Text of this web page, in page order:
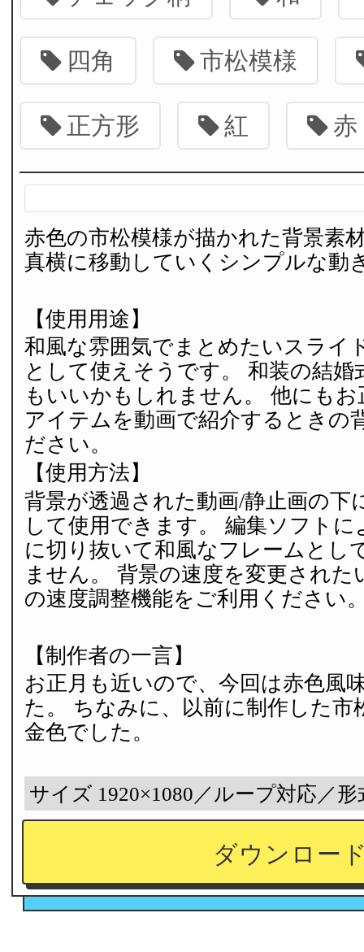
四角 市松模様
正方形 紅 赤
ダウンロー
赤色の市松模様が描かれた背景素
真横に移動していくシンプルな動
【使用用途】
和風な雰囲気でまとめたいスライ
として使えそうです。 和装の結婚
もいいかもしれません。 他にも
アイテムを動画で紹介するときの
ださい。
【使用方法】
背景が透過された動画/静止画の下
して使用できます。 編集ソフト
に切り抜いて和風なフレームとし
ません。 背景の速度を変更され
の速度調整機能をご利用ください
【制作者の一言】
お正月も近いので、今回は赤色風
た。 ちなみに、以前に制作した市
金色でした。
サイズ 1920×1080／ループ対応／形